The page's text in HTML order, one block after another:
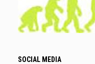
SOCIAL MEDIA